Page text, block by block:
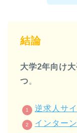
結論
大学2年向け
つ。
逆求人サ
インター